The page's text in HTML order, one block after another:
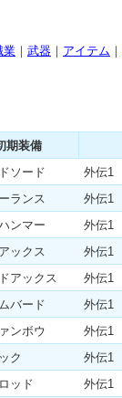
業 ｜ 武器 ｜ アイテム ｜
期装備
ソード
外伝1
ランス
外伝1
ンマー
外伝1
ックス
外伝1
アックス
外伝1
バード
外伝1
ンボウ
外伝1
ク
外伝1
ッド
外伝1